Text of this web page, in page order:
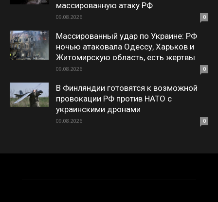
массированную атаку РФ
09.08.2026 0
Массированный удар по Украине: РФ
ночью атаковала Одессу, Харьков и
Житомирскую область, есть жертвы
09.08.2026 0
В Финляндии готовятся к возможной
провокации РФ против НАТО с
украинскими дронами
09.08.2026 0